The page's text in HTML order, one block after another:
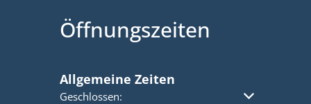
Öffnungszeiten
Allgemeine Zeiten
Klicken, um weitere Öffnungs- oder Schließzeiten
Geschlossen: